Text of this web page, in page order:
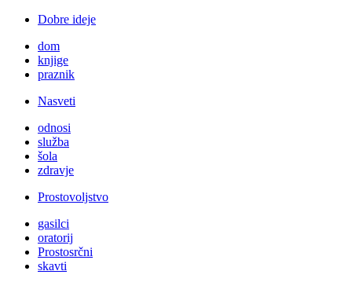
Dobre ideje
dom
knjige
praznik
Nasveti
odnosi
služba
šola
zdravje
Prostovoljstvo
gasilci
oratorij
Prostosrčni
skavti